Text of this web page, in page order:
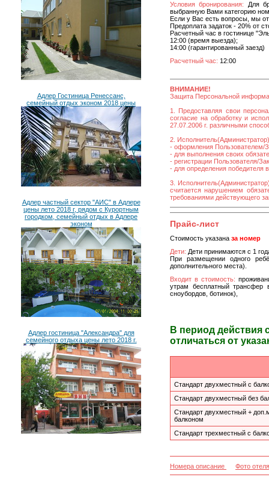
Адлер Гостиница Ренессанс,
семейный отдых эконом 2018 цены
Адлер частный сектор "АИС" в Адлере
цены лето 2018 г, рядом с Курортным
городком, семейный отдых в Адлере
эконом
Адлер гостиница "Александра" для
семейного отдыха цены лето 2018 г.
Условия бронирования:
Для
выбранную Вами категорию
Если у Вас есть вопросы, мы
Предоплата задаток - 20% от
Расчетный час в гостинице
12:00 (время выезда);
14:00 (гарантированный заезд)
Расчетный час: 12:00
ВНИМАНИЕ!
Защита Персональной
1. Предоставляя свои
согласие на обработку и
27.07.2006 г. различными
2.
- оформления Пользователем/
- для выполнения своих
- регистрации Пользователя/
- для определения победителя
3.
считается нарушением
требованиями действующего
Прайс-лист
Стоимость указана за номер
Дети: Дети принимаются с 1
При размещении одного
дополнительного места).
Входит в стоимость:
утрам бесплатный трансфер
сноубордов, ботинок),
В период действия
отличаться от
Стандарт двухместный с
Стандарт двухместный без
Стандарт двухместный +
балконом
Стандарт трехместный с
Номера описание Фото отеля